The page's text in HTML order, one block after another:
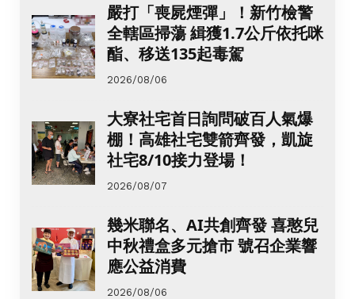
嚴打「喪屍煙彈」！新竹檢警
全轄區掃蕩 緝獲1.7公斤依托咪
酯、移送135起毒駕
2026/08/06
大寮社宅首日詢問破百人氣爆
棚！高雄社宅雙箭齊發，凱旋
社宅8/10接力登場！
2026/08/07
幾米聯名、AI共創齊發 喜憨兒
中秋禮盒多元搶市 號召企業響
應公益消費
2026/08/06